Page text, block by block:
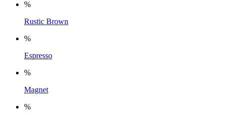
%
Rustic Brown
%
Espresso
%
Magnet
%